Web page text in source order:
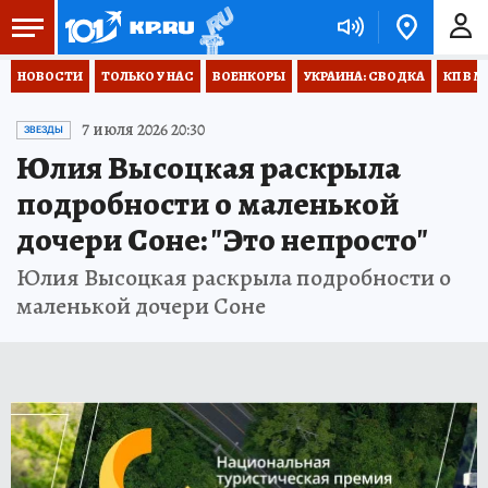
НОВОСТИ ТОЛЬКО У НАС ВОЕНКОРЫ УКРАИНА: СВОДКА КП В
ЗВЕЗДЫ 7 июля 2026 20:30
Юлия Высоцкая раскрыла
подробности о маленькой
дочери Соне: "Это непросто"
Юлия Высоцкая раскрыла подробности о
маленькой дочери Соне